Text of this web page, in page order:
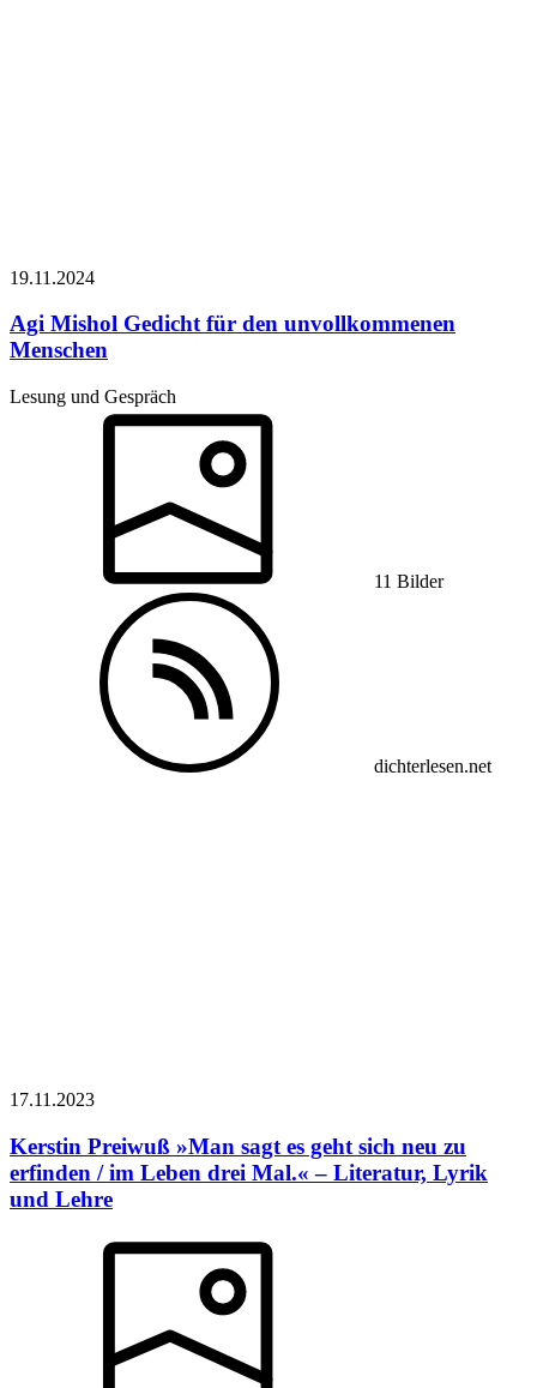
19.11.2024
Agi Mishol Gedicht für den unvollkommenen
Menschen
Lesung und Gespräch
11 Bilder
dichterlesen.net
17.11.2023
Kerstin Preiwuß »Man sagt es geht sich neu zu
erfinden / im Leben drei Mal.« – Literatur, Lyrik
und Lehre